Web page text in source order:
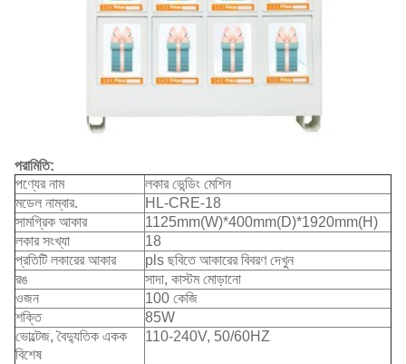
পরামিতি:
পণ্যের নাম
লকার ভেন্ডিং মেশিন
মডেল নাম্বার.
HL-CRE-18
সামগ্রিক আকার
1125mm(W)*400mm(D)*1920mm(H)
লকার সংখ্যা
18
প্রতিটি লকারের আকার
pls ছবিতে আকারের বিবরণ দেখুন
রঙ
সাদা, কাস্টম মোড়ানো
ওজন
100 কেজি
শক্তি
85W
ভোল্টেজ, বৈদ্যুতিক একক
বিশেষ
110-240V, 50/60HZ